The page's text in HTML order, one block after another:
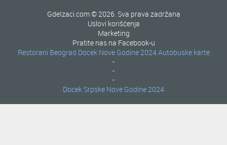
GdeIzaci.com © 2026. Sva prava zadržana
Uslovi korišćenja
Marketing
Pratite nas na Facebook-u
Restorani Beograd
-
Docek Nove Godine 2024
-
Autobuske karte
-
Docek Srpske Nove Godine 2024